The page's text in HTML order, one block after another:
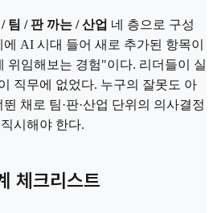
팀 / 판 까는 / 산업 네 층으로 구성
AI 시대 들어 새로 추가된 항목이
위임해보는 경험"이다. 리더들이 실
직무에 없었다. 누구의 잘못도 아
채로 팀·판·산업 단위의 의사결정
시해야 한다.
체크리스트